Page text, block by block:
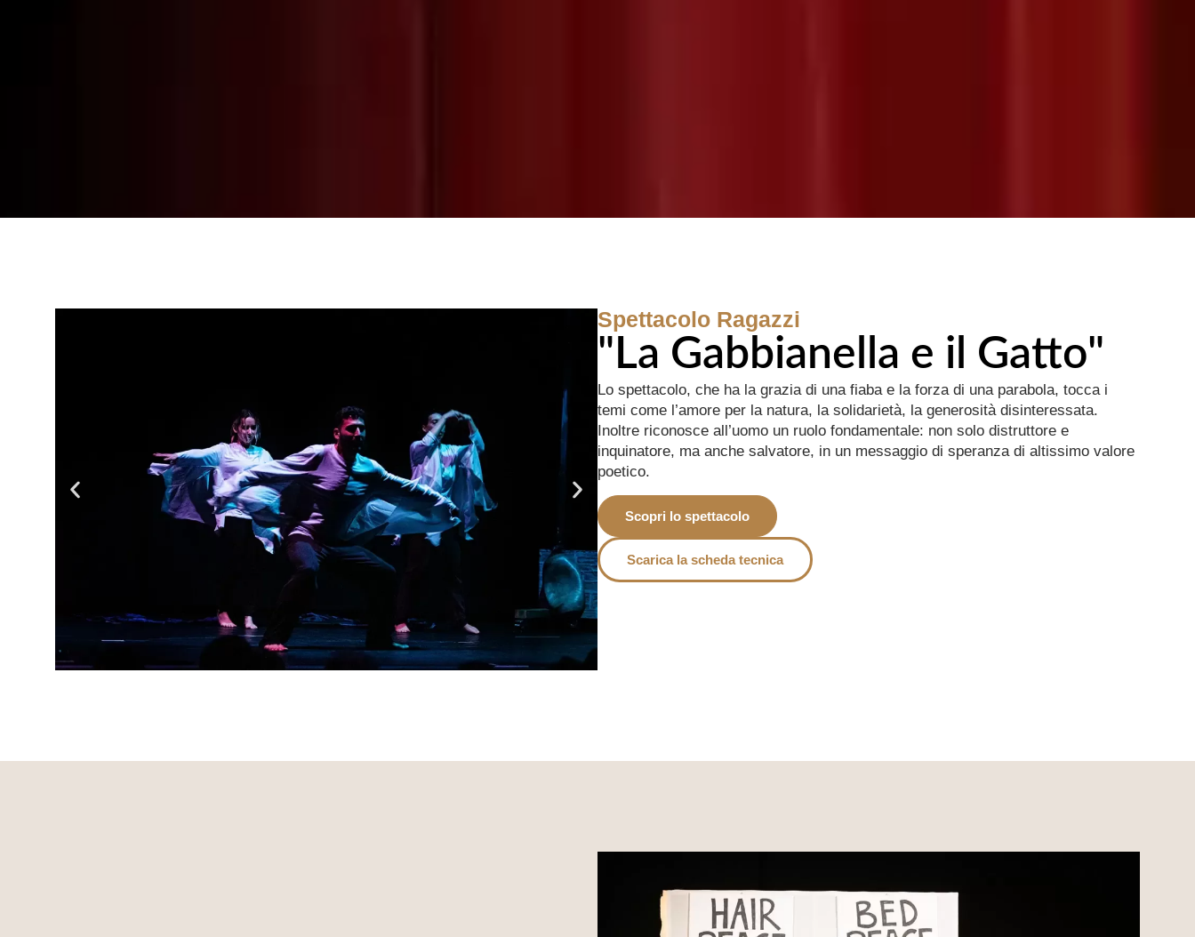
Spettacolo Ragazzi
"La Gabbianella e il Gatto"
Lo spettacolo, che ha la grazia di una fiaba e la forza di una parabola, tocca i
temi come l’amore per la natura, la solidarietà, la generosità disinteressata.
Inoltre riconosce all’uomo un ruolo fondamentale: non solo distruttore e
inquinatore, ma anche salvatore, in un messaggio di speranza di altissimo valore
poetico.
Scopri lo spettacolo
Scarica la scheda tecnica